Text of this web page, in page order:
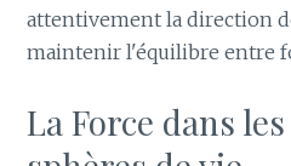
attentivement la direction
maintenir l'équilibre entre
La Force dans